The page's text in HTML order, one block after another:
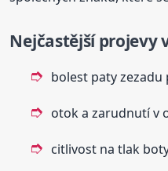
Nejčastější projevy
bolest paty
otok a zarudnutí v
citlivost na tlak